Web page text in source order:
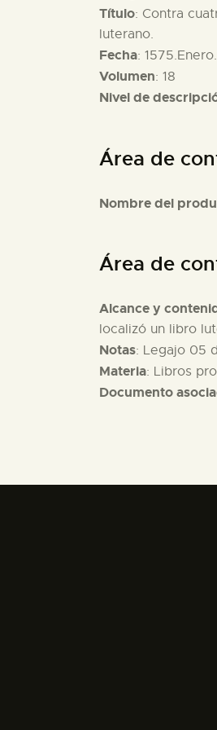
Título: Contra
luterano.
Fecha:
Volumen: 18
Nivel de
Área de
Nombre del
Área de
Alcance y
localizó un libro
Notas: Legajo 05
Materia: Libros
Documento